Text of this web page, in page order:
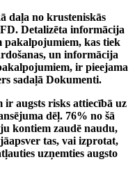
daļa no krusteniskās
Detalizēta informācija
pakalpojumiem, kas tiek
un informācija
ir pieejama
sadaļā Dokumenti.
augsts risks attiecībā uz
dēļ. 76% no šā
kontiem zaudē naudu,
tas, vai izprotat,
uzņemties augsto